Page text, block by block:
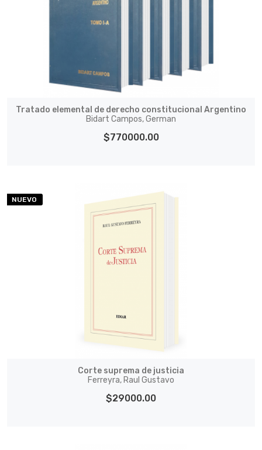
Tratado elemental de derecho constitucional Argentino
Bidart Campos, German
$770000.00
NUEVO
Corte suprema de justicia
Ferreyra, Raul Gustavo
$29000.00